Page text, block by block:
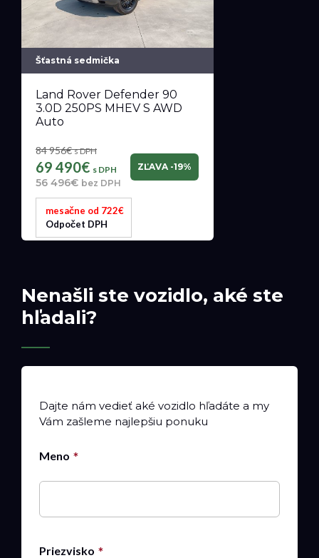
Šťastná sedmička
Land Rover Defender 90
3.0D 250PS MHEV S AWD
Auto
84 956€s DPH
69 490€ s DPH
56 496€ bez DPH
ZĽAVA -19%
mesačne od 722€
Odpočet DPH
Nenašli ste vozidlo, aké ste
hľadali?
Dajte nám vedieť aké vozidlo hľadáte a my
Vám zašleme najlepšiu ponuku
Meno
Priezvisko